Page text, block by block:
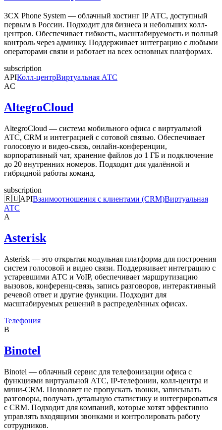
3CX Phone System — облачный хостинг IP АТС, доступный
первым в России. Подходит для бизнеса и небольших колл-
центров. Обеспечивает гибкость, масштабируемость и полный
контроль через админку. Поддерживает интеграцию с любыми
операторами связи и работает на всех основных платформах.
subscription
APIКолл-центрВиртуальная АТС
AC
AltegroCloud
AltegroCloud — система мобильного офиса с виртуальной
АТС, CRM и интеграцией с сотовой связью. Обеспечивает
голосовую и видео-связь, онлайн-конференции,
корпоративный чат, хранение файлов до 1 ГБ и подключение
до 20 внутренних номеров. Подходит для удалённой и
гибридной работы команд.
subscription
🇷🇺APIВзаимоотношения с клиентами (CRM)Виртуальная
АТС
A
Asterisk
Asterisk — это открытая модульная платформа для построения
систем голосовой и видео связи. Поддерживает интеграцию с
устаревшими АТС и VoIP, обеспечивает маршрутизацию
вызовов, конференц-связь, запись разговоров, интерактивный
речевой ответ и другие функции. Подходит для
масштабируемых решений в распределённых офисах.
Телефония
B
Binotel
Binotel — облачный сервис для телефонизации офиса с
функциями виртуальной АТС, IP-телефонии, колл-центра и
мини-CRM. Позволяет не пропускать звонки, записывать
разговоры, получать детальную статистику и интегрироваться
с CRM. Подходит для компаний, которые хотят эффективно
управлять входящими звонками и контролировать работу
сотрудников.